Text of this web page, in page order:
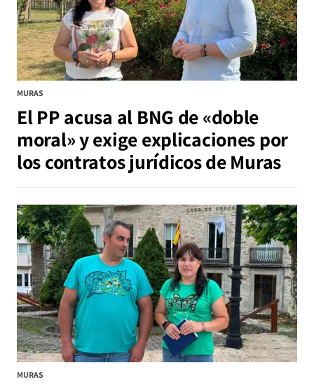
MURAS
El PP acusa al BNG de «doble
moral» y exige explicaciones por
los contratos jurídicos de Muras
MURAS